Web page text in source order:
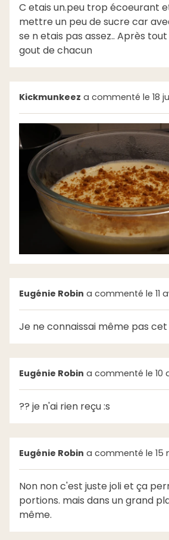
C etais un.peu trop écoeurant
mettre un peu de sucre car
se n etais pas assez.. Après
gout de chacun
Kickmunkeez a commenté le 18
Eugénie Robin a commenté le 11
Je ne connaissai même pas
Eugénie Robin a commenté le 10
?? je n'ai rien reçu :s
Eugénie Robin a commenté le 15
Non non c'est juste joli et ça
portions. mais dans un grand
même.